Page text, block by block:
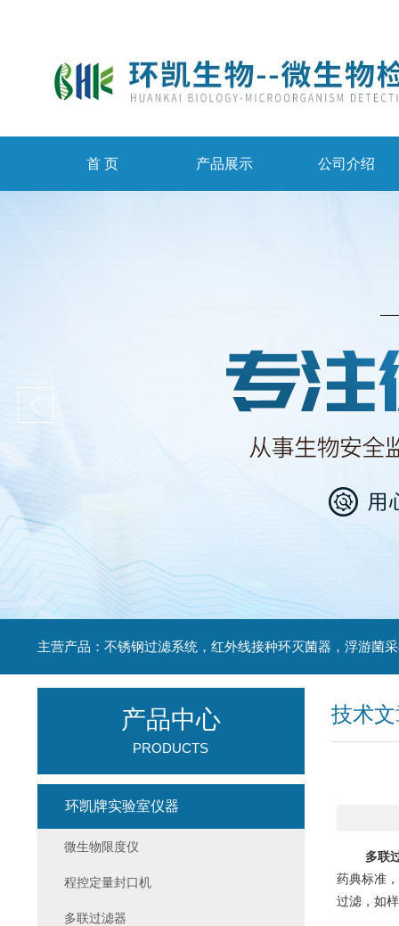
首 页 产品展示 公司介绍
技术
多联
药典标准
过滤，如
产品中心
PRODUCTS
环凯牌实验室仪器
微生物限度仪
程控定量封口机
多联过滤器